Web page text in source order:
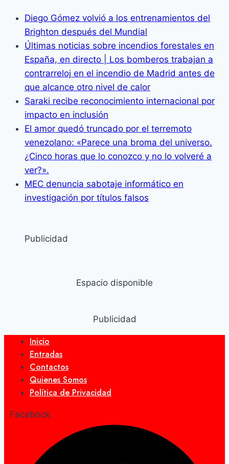
Diego Gómez volvió a los entrenamientos del
Brighton después del Mundial
Últimas noticias sobre incendios forestales en
España, en directo | Los bomberos trabajan a
contrarreloj en el incendio de Madrid antes de
que alcance otro nivel de calor
Saraki recibe reconocimiento internacional por
impacto en inclusión
El amor quedó truncado por el terremoto
venezolano: «Parece una broma del universo.
¿Cinco horas que lo conozco y no lo volveré a
ver?».
MEC denuncia sabotaje informático en
investigación por títulos falsos
Publicidad
Espacio disponible
Publicidad
Inicio
Entradas
Contactos
Quienes Somos
Política de Privacidad
Facebook